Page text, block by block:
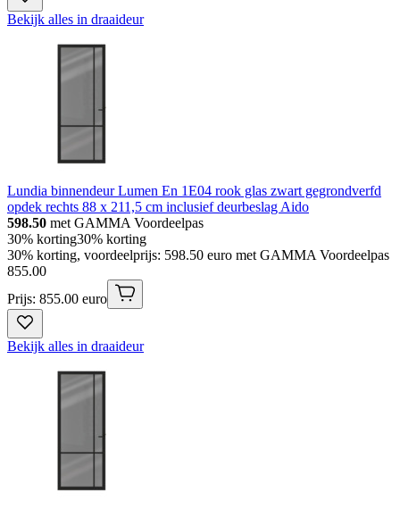
Bekijk alles in draaideur
Lundia binnendeur Lumen En 1E04 rook glas zwart gegrondverfd
opdek rechts 88 x 211,5 cm inclusief deurbeslag Aido
598.50 met GAMMA Voordeelpas
30% korting30% korting
30% korting, voordeelprijs: 598.50 euro met GAMMA Voordeelpas
855.00
Prijs: 855.00 euro
Bekijk alles in draaideur